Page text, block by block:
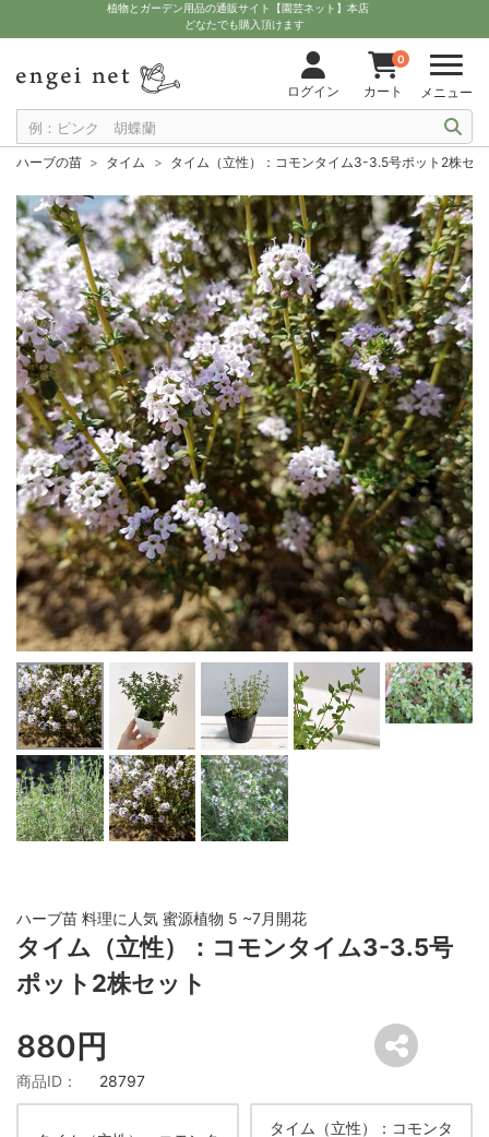
植物とガーデン用品の通販サイト【園芸ネット】本店
どなたでも購入頂けます
ログイン
0
カート メニュー
ハーブの苗 タイム タイム（立性）：コモンタイム3-3.5号ポット2株セ
ハーブ苗 料理に人気 蜜源植物 5 ~7月開花
タイム（立性）：コモンタイム3-3.5号
ポット2株セット
880円
商品ID： 28797
タイム（立性）：コモンタ